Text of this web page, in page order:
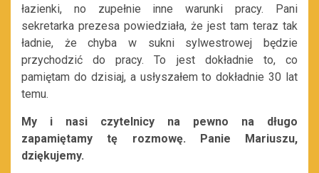
łazienki, no zupełnie inne warunki pracy. Pani
sekretarka prezesa powiedziała, że jest tam teraz tak
ładnie, że chyba w sukni sylwestrowej będzie
przychodzić do pracy. To jest dokładnie to, co
pamiętam do dzisiaj, a usłyszałem to dokładnie 30 lat
temu.
My i nasi czytelnicy na pewno na długo
zapamiętamy tę rozmowę. Panie Mariuszu,
dziękujemy.